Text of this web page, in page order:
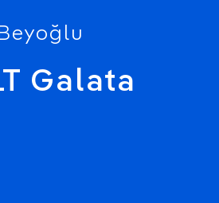
Beyoğlu
Galata